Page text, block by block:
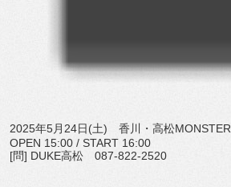
2025年5月24日(土) 香川・高松MONSTER
OPEN 15:00 / START 16:00
[問] DUKE高松 087-822-2520